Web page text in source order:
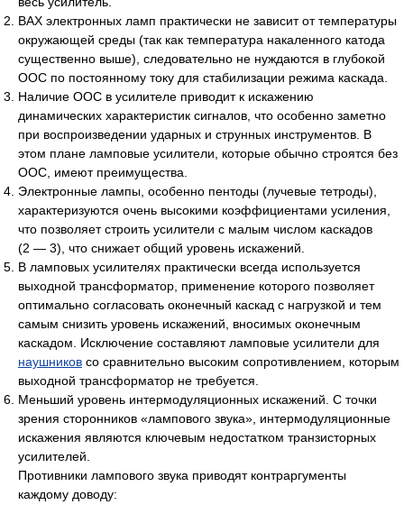
ВАХ электронных ламп практически не зависит от температуры
окружающей среды (так как температура накаленного катода
существенно выше), следовательно не нуждаются в глубокой
ООС по постоянному току для стабилизации режима каскада.
Наличие ООС в усилителе приводит к искажению
динамических характеристик сигналов, что особенно заметно
при воспроизведении ударных и струнных инструментов. В
этом плане ламповые усилители, которые обычно строятся без
ООС, имеют преимущества.
Электронные лампы, особенно пентоды (лучевые тетроды),
характеризуются очень высокими коэффициентами усиления,
что позволяет строить усилители с малым числом каскадов
(2 — 3), что снижает общий уровень искажений.
В ламповых усилителях практически всегда используется
выходной трансформатор, применение которого позволяет
оптимально согласовать оконечный каскад с нагрузкой и тем
самым снизить уровень искажений, вносимых оконечным
каскадом. Исключение составляют ламповые усилители для
наушников со сравнительно высоким сопротивлением, которым
выходной трансформатор не требуется.
Меньший уровень интермодуляционных искажений. С точки
зрения сторонников «лампового звука», интермодуляционные
искажения являются ключевым недостатком транзисторных
усилителей.
Противники лампового звука приводят контраргументы
каждому доводу: